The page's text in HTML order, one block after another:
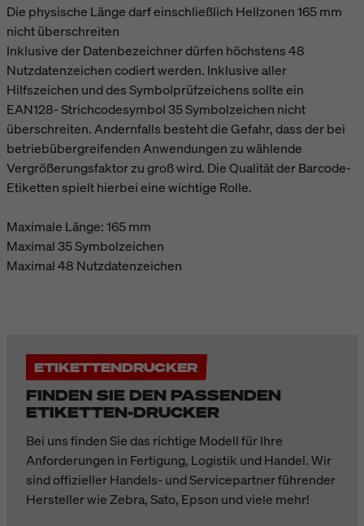
Die physische Länge darf einschließlich Hellzonen 165 mm
nicht überschreiten
Inklusive der Datenbezeichner dürfen höchstens 48
Nutzdatenzeichen codiert werden. Inklusive aller
Hilfszeichen und des Symbolprüfzeichens sollte ein
EAN128- Strichcodesymbol 35 Symbolzeichen nicht
überschreiten. Andernfalls besteht die Gefahr, dass der bei
betriebübergreifenden Anwendungen zu wählende
Vergrößerungsfaktor zu groß wird. Die Qualität der Barcode-
Etiketten spielt hierbei eine wichtige Rolle.
Maximale Länge: 165 mm
Maximal 35 Symbolzeichen
Maximal 48 Nutzdatenzeichen
ETIKETTENDRUCKER
FINDEN SIE DEN PASSENDEN
ETIKETTEN-DRUCKER
Bei uns finden Sie das richtige Modell für Ihre
Anforderungen in Fertigung, Logistik und Handel. Wir
sind offizieller Handels- und Servicepartner führender
Hersteller wie Zebra, Sato, Epson und viele mehr!